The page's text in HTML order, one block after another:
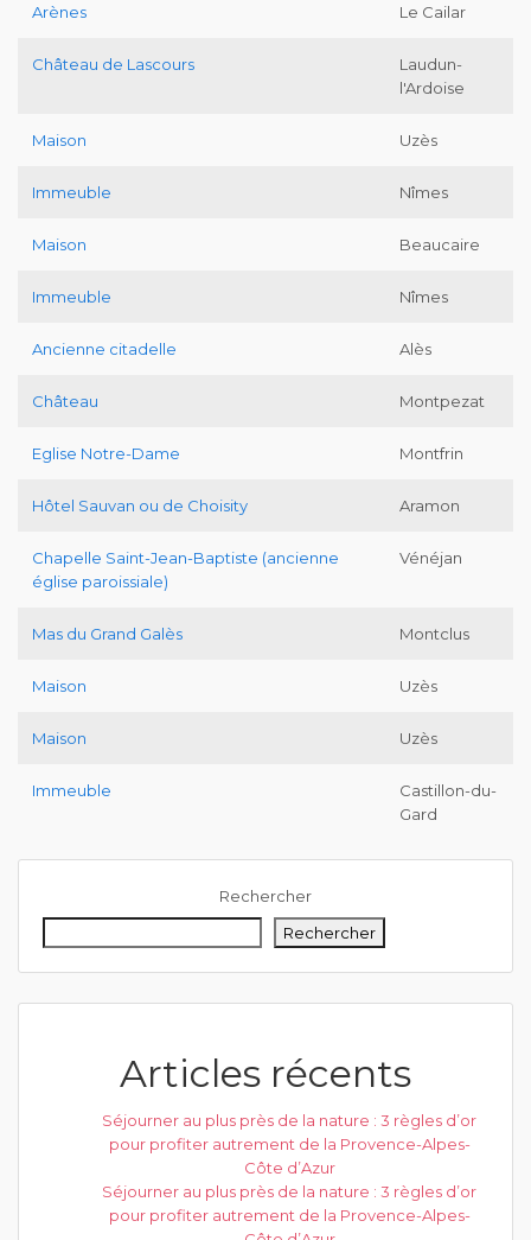
Arènes Le Cailar
Château de Lascours
Laudun-
l'Ardoise
Maison Uzès
Immeuble Nîmes
Maison Beaucaire
Immeuble Nîmes
Ancienne citadelle Alès
Château Montpezat
Eglise Notre-Dame Montfrin
Hôtel Sauvan ou de Choisity Aramon
Chapelle Saint-Jean-Baptiste (ancienne
église paroissiale)
Vénéjan
Mas du Grand Galès Montclus
Maison Uzès
Maison Uzès
Immeuble
Castillon-du-
Gard
Rechercher
Rechercher
Articles récents
Séjourner au plus près de la nature : 3 règles d’or
pour profiter autrement de la Provence-Alpes-
Côte d’Azur
Séjourner au plus près de la nature : 3 règles d’or
pour profiter autrement de la Provence-Alpes-